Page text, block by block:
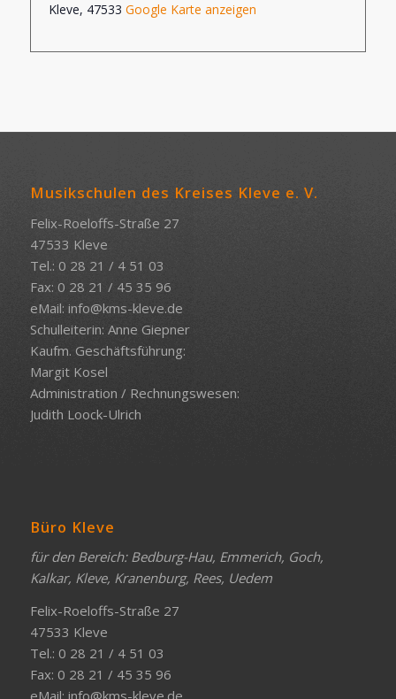
Kleve, 47533 Google Karte anzeigen
Musikschulen des Kreises Kleve e. V.
Felix-Roeloffs-Straße 27
47533 Kleve
Tel.: 0 28 21 / 4 51 03
Fax: 0 28 21 / 45 35 96
eMail: info@kms-kleve.de
Schulleiterin: Anne Giepner
Kaufm. Geschäftsführung:
Margit Kosel
Administration / Rechnungswesen:
Judith Loock-Ulrich
Büro Kleve
für den Bereich: Bedburg-Hau, Emmerich, Goch,
Kalkar, Kleve, Kranenburg, Rees, Uedem
Felix-Roeloffs-Straße 27
47533 Kleve
Tel.: 0 28 21 / 4 51 03
Fax: 0 28 21 / 45 35 96